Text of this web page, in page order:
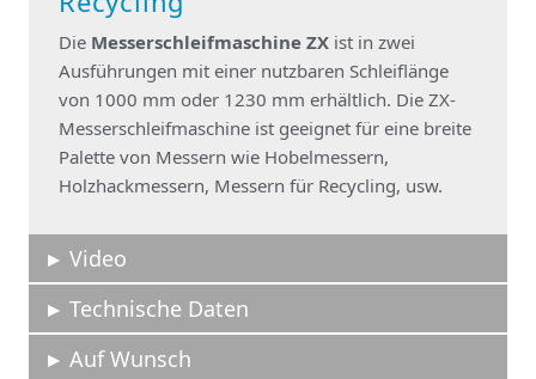
Die Messerschleifmaschine ZX ist in zwei
Ausführungen mit einer nutzbaren Schleiflänge
von 1000 mm oder 1230 mm erhältlich. Die ZX-
Messerschleifmaschine ist geeignet für eine breite
Palette von Messern wie Hobelmessern,
Holzhackmessern, Messern für Recycling, usw.
Video
Technische Daten
Auf Wunsch